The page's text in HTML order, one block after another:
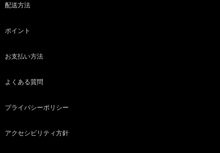
配送方法
ポイント
お支払い方法
よくある質問
プライバシーポリシー
アクセシビリティ方針